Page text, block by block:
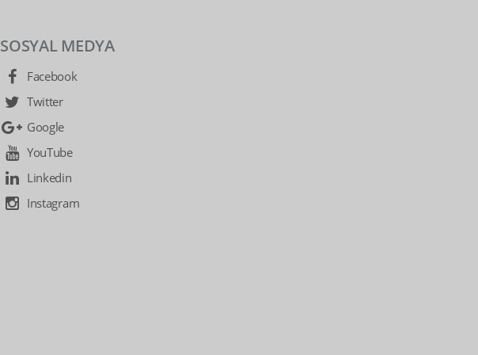
SOSYAL MEDYA
Facebook
Twitter
Google
YouTube
Linkedin
Instagram